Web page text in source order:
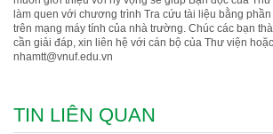
làm quen với chương trình Tra cứu tài liệu bằng
trên mạng máy tính của nhà trường. Chúc các bạn
cần giải đáp, xin liên hệ với cán bộ của Thư viện
nhamtt@vnuf.edu.vn
TIN LIÊN QUAN